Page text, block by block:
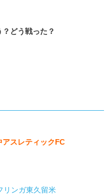
どう戦った？
アスレティックFC
リンガ東久留米